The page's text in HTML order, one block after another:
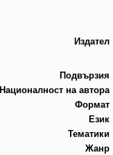
Издател
Подвързия
Националност на автора
Формат
Език
Тематики
Жанр